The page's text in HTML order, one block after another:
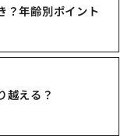
？年齢別ポイント
越える？